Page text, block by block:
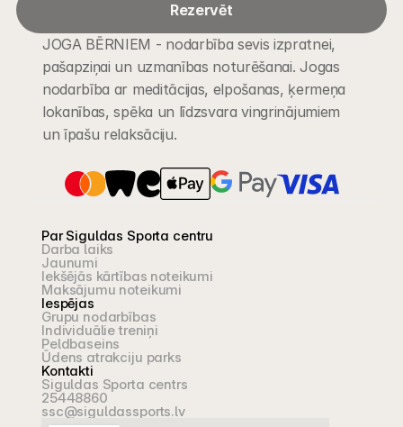
Rezervēt
JOGA BĒRNIEM - nodarbība sevis izpratnei,
pašapziņai un uzmanības noturēšanai. Jogas
nodarbība ar meditācijas, elpošanas, ķermeņa
lokanības, spēka un līdzsvara vingrinājumiem
un īpašu relaksāciju.
Par Siguldas Sporta centru
Darba laiks
Jaunumi
Iekšējās kārtības noteikumi
Maksājumu noteikumi
Iespējas
Grupu nodarbības
Individuālie treniņi
Peldbaseins
Ūdens atrakciju parks
Kontakti
Siguldas Sporta centrs
25448860
ssc@siguldassports.lv